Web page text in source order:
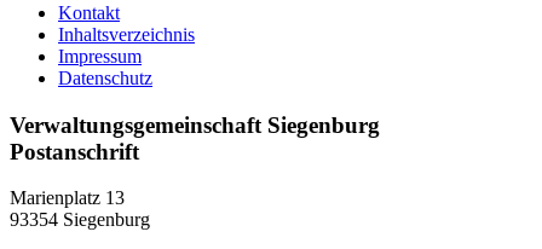
Kontakt
Inhaltsverzeichnis
Impressum
Datenschutz
Verwaltungsgemeinschaft Siegenburg
Postanschrift
Marienplatz 13
93354 Siegenburg